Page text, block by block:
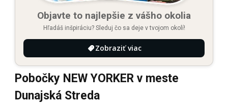
Objavte to najlepšie z vášho okolia
Hľadáš inšpiráciu? Sleduj čo sa deje v tvojom okolí!
Zobraziť viac
Pobočky NEW YORKER v meste
Dunajská Streda